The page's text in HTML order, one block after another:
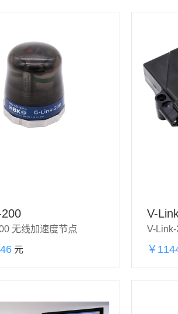
无线加速度节点
元
物
V-
￥